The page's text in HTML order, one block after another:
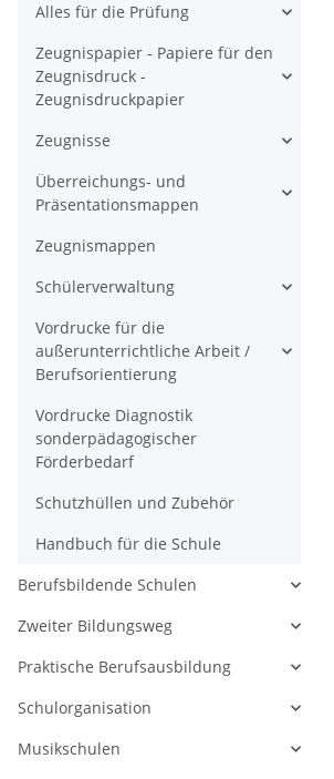
Alles für die Prüfung
Zeugnispapier - Papiere für den
Zeugnisdruck -
Zeugnisdruckpapier
Zeugnisse
Überreichungs- und
Präsentationsmappen
Zeugnismappen
Schülerverwaltung
Vordrucke für die
außerunterrichtliche Arbeit /
Berufsorientierung
Vordrucke Diagnostik
sonderpädagogischer
Förderbedarf
Schutzhüllen und Zubehör
Handbuch für die Schule
Berufsbildende Schulen
Zweiter Bildungsweg
Praktische Berufsausbildung
Schulorganisation
Musikschulen